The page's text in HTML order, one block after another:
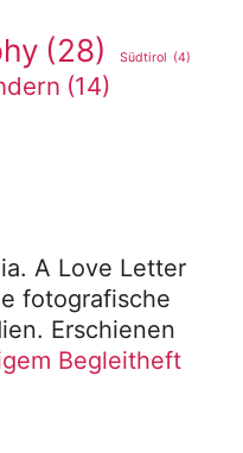
(28) Südtirol (4)
(14)
A Love Letter
fotografische
Erschienen
Begleitheft